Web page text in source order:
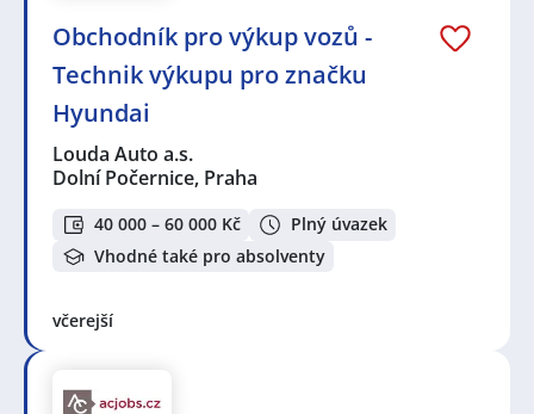
Obchodník pro výkup vozů -
Technik výkupu pro značku
Hyundai
Louda Auto a.s.
Dolní Počernice, Praha
40 000 – 60 000 Kč
Plný úvazek
Vhodné také pro absolventy
včerejší